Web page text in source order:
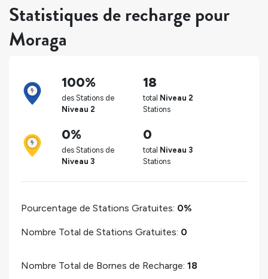
Statistiques de recharge pour
Moraga
100%
des Stations de
Niveau 2
18
total Niveau 2
Stations
0%
des Stations de
Niveau 3
0
total Niveau 3
Stations
Pourcentage de Stations Gratuites: 0%
Nombre Total de Stations Gratuites: 0
Nombre Total de Bornes de Recharge: 18